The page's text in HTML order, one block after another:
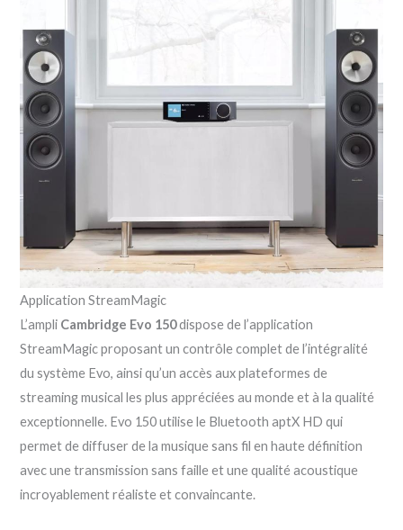
Application StreamMagic
L’ampli Cambridge Evo 150dispose de l’application
StreamMagic proposant un contrôle complet de l’intégralité
du système Evo, ainsi qu’un accès aux plateformes de
streaming musical les plus appréciées au monde et à la qualité
exceptionnelle. Evo 150 utilise le Bluetooth aptX HD qui
permet de diffuser de la musique sans fil en haute définition
avec une transmission sans faille et une qualité acoustique
incroyablement réaliste et convaincante.